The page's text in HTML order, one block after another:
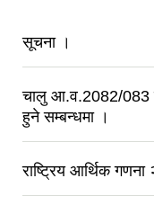
सूचना ।
चालु आ.व.2082/083
हुने सम्बन्धमा ।
राष्ट्रिय आर्थिक